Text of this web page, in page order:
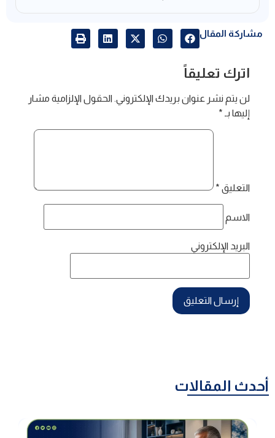
مشاركة المقال
اترك تعليقاً
لن يتم نشر عنوان بريدك الإلكتروني. الحقول الإلزامية مشار
إليها بـ *
التعليق *
الاسم
البريد الإلكتروني
أحدث المقالات